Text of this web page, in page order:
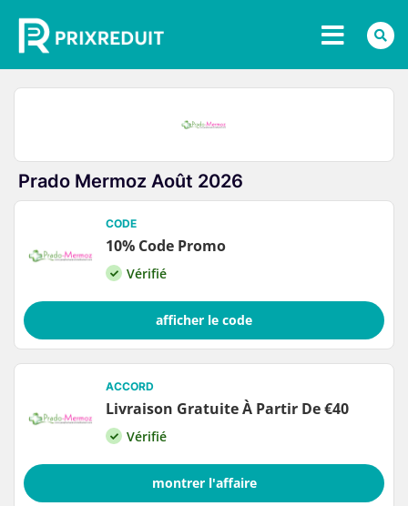
Prado Mermoz Août 2026
CODE
10% Code Promo
Vérifié
afficher le code
ACCORD
Livraison Gratuite À Partir De €40
Vérifié
montrer l'affaire